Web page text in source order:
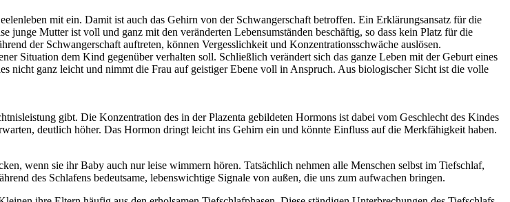
mit ein. Damit ist auch das Gehirn von der Schwangerschaft betroffen. Ein Erklärungsansatz für die
junge Mutter ist voll und ganz mit den veränderten Lebensumständen beschäftig, so dass kein Platz für die
der Schwangerschaft auftreten, können Vergesslichkeit und Konzentrationsschwäche auslösen.
Situation dem Kind gegenüber verhalten soll. Schließlich verändert sich das ganze Leben mit der Geburt eines
nicht ganz leicht und nimmt die Frau auf geistiger Ebene voll in Anspruch. Aus biologischer Sicht ist die volle
gibt. Die Konzentration des in der Plazenta gebildeten Hormons ist dabei vom Geschlecht des Kindes
deutlich höher. Das Hormon dringt leicht ins Gehirn ein und könnte Einfluss auf die Merkfähigkeit haben.
wenn sie ihr Baby auch nur leise wimmern hören. Tatsächlich nehmen alle Menschen selbst im Tiefschlaf,
des Schlafens bedeutsame, lebenswichtige Signale von außen, die uns zum aufwachen bringen.